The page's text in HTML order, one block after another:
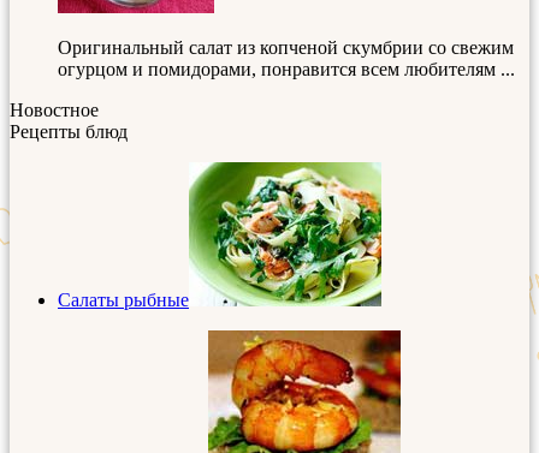
Оригинальный салат из копченой скумбрии со свежим
огурцом и помидорами, понравится всем любителям ...
Новостное
Рецепты блюд
Салаты рыбные